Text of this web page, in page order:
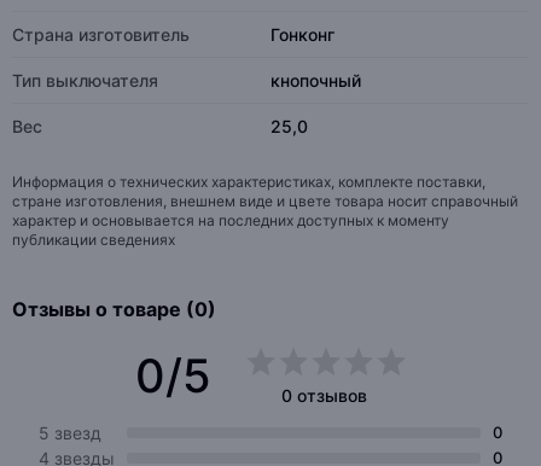
Страна изготовитель Гонконг
Тип выключателя кнопочный
Вес 25,0
Информация о технических характеристиках, комплекте поставки,
стране изготовления, внешнем виде и цвете товара носит справочный
характер и основывается на последних доступных к моменту
публикации сведениях
Отзывы о товаре (0)
0/5
0 отзывов
5 звезд
0
4 звезды 0